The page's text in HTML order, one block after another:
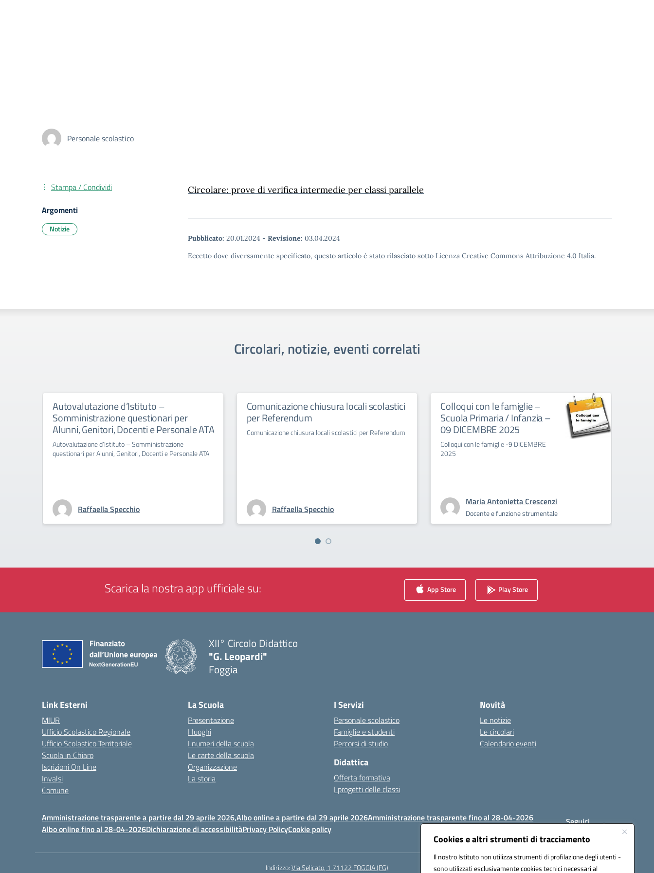
Cookies e altri strumenti di tracciamento
Il nostro Istituto non utilizza strumenti di profilazione degli utenti -
sono utilizzati esclusivamente cookies tecnici necessari al
Personale scolastico
Circolare: prove di verifica intermedie per classi parallele
Pubblicato: 20.01.2024 - Revisione: 03.04.2024
Eccetto dove diversamente specificato, questo articolo è stato rilasciato sotto Licenza Creative Commons Attribuzione 4.0 Italia.
Stampa / Condividi
Argomenti
Notizie
Circolari, notizie, eventi correlati
Autovalutazione d’Istituto –
Somministrazione questionari per
Alunni, Genitori, Docenti e Personale ATA
Autovalutazione d’Istituto – Somministrazione
questionari per Alunni, Genitori, Docenti e Personale ATA
Raffaella Specchio
Comunicazione chiusura locali scolastici
per Referendum
Comunicazione chiusura locali scolastici per Referendum
Raffaella Specchio
Colloqui con le famiglie –
Scuola Primaria / Infanzia –
09 DICEMBRE 2025
Colloqui con le famiglie -9 DICEMBRE
2025
Maria Antonietta Crescenzi
Docente e funzione strumentale
Scarica la nostra app ufficiale su: App Store Play Store
XII° Circolo Didattico
"G. Leopardi"
Foggia
Link Esterni
MIUR
Ufficio Scolastico Regionale
Ufficio Scolastico Territoriale
Scuola in Chiaro
Iscrizioni On Line
Invalsi
Comune
La Scuola
Presentazione
I luoghi
I numeri della scuola
Le carte della scuola
Organizzazione
La storia
I Servizi
Personale scolastico
Famiglie e studenti
Percorsi di studio
Didattica
Offerta formativa
I progetti delle classi
Novità
Le notizie
Le circolari
Calendario eventi
Amministrazione trasparente a partire dal 29 aprile 2026,Albo online a partire dal 29 aprile 2026Amministrazione trasparente fino al 28-04-2026
Albo online fino al 28-04-2026Dichiarazione di accessibilitàPrivacy PolicyCookie policy
Seguici
Indirizzo:Via Selicato, 1 71122 FOGGIA (FG)